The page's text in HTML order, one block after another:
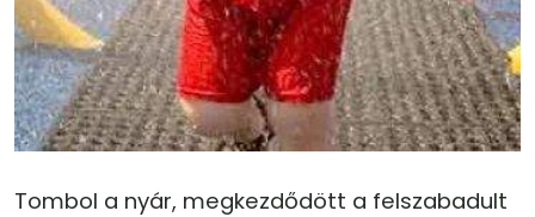
Tombol a nyár, megkezdődött a felszabadult